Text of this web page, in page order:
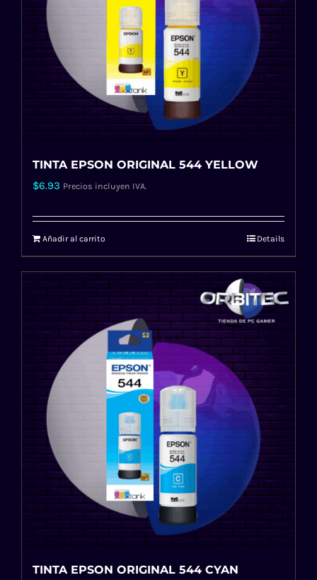
TINTA EPSON ORIGINAL 544 YELLOW
$6.93 Precios incluyen IVA.
Añadir al carrito Details
TINTA EPSON ORIGINAL 544 CYAN